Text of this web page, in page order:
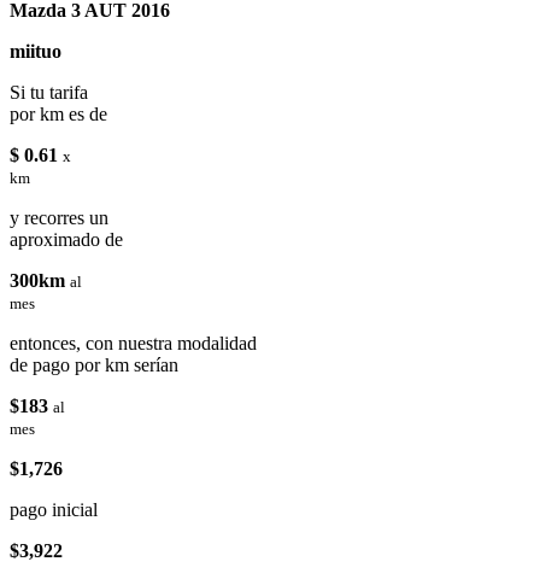
Mazda 3 AUT 2016
miituo
Si tu tarifa
por km es de
$ 0.61 x
km
y recorres un
aproximado de
300km al
mes
entonces, con nuestra modalidad
de pago por km serían
$183 al
mes
$1,726
pago inicial
$3,922